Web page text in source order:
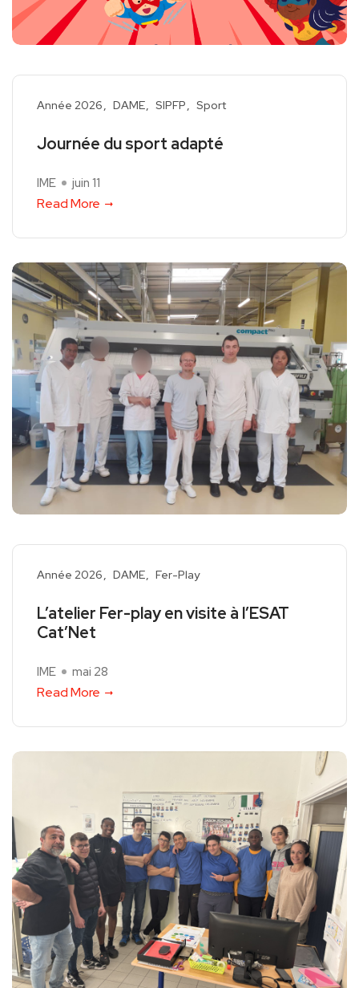
Année 2026 DAME SIPFP Sport
Journée du sport adapté
IME juin 11
Read More
Année 2026 DAME Fer-Play
L’atelier Fer-play en visite à l’ESAT
Cat’Net
IME mai 28
Read More